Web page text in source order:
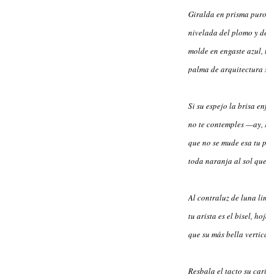
Giralda en prisma
nivelada del plomo y
molde en engaste
palma de arquitectura
Si su espejo la brisa
no te contemples
que no se mude esa tu
toda naranja al sol
Al contraluz de luna
tu arista es el bisel,
que su más bella
Resbala el tacto su